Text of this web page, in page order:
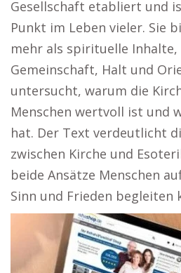
Gesellschaft etabliert und
Punkt im Leben vieler. Sie
mehr als spirituelle Inhalte,
Gemeinschaft, Halt und
untersucht, warum die
Menschen wertvoll ist und
hat. Der Text verdeutlicht
zwischen Kirche und
beide Ansätze Menschen
Sinn und Frieden begleiten